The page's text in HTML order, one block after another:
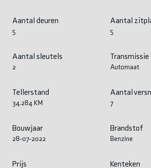
Aantal deuren
5
Aantal
5
Aantal sleutels
2
Transmissie
Automaat
Tellerstand
34.284 KM
Aantal
7
Bouwjaar
28-07-2022
Brandstof
Benzine
Prijs Kenteken